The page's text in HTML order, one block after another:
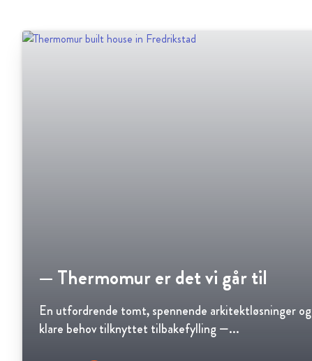
— Thermomur er det vi går til
En utfordrende tomt, spennende arkitektløsninger og
klare behov tilknyttet tilbakefylling —...